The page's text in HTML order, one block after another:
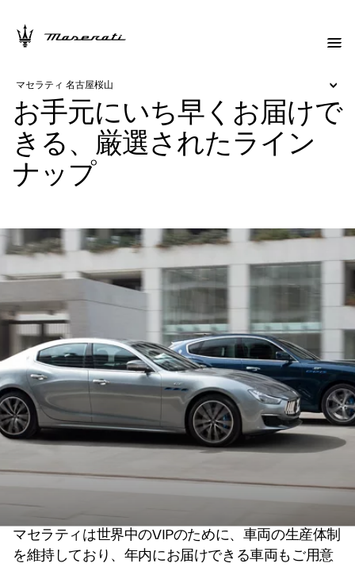
マセラティ 名古屋桜山
お手元にいち早くお届けで
きる、厳選されたライン
ナップ
マセラティは世界中のVIPのために、車両の生産体制
を維持しており、年内にお届けできる車両もご用意